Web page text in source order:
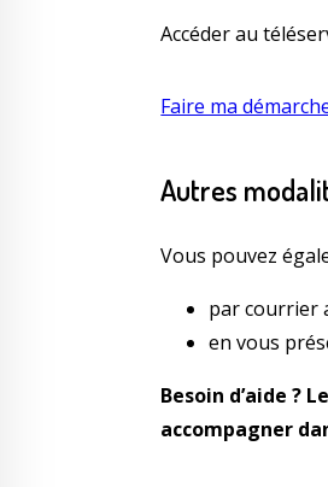
Accéder au
Faire ma
Autres
Vous pouvez
par courrier
en vous
Besoin d’aide ?
accompagner